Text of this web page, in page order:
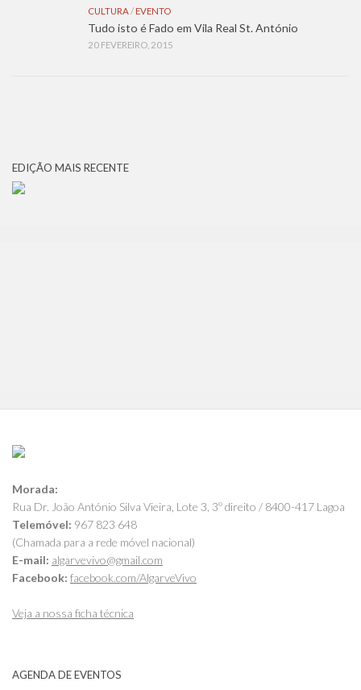
CULTURA / EVENTO
Tudo isto é Fado em Vila Real St. António
20 FEVEREIRO, 2015
EDIÇÃO MAIS RECENTE
Morada:
Rua Dr. João António Silva Vieira, Lote 3, 3º direito / 8400-417 Lagoa
Telemóvel: 967 823 648
(Chamada para a rede móvel nacional)
E-mail: algarvevivo@gmail.com
Facebook: facebook.com/AlgarveVivo
Veja a nossa ficha técnica
AGENDA DE EVENTOS